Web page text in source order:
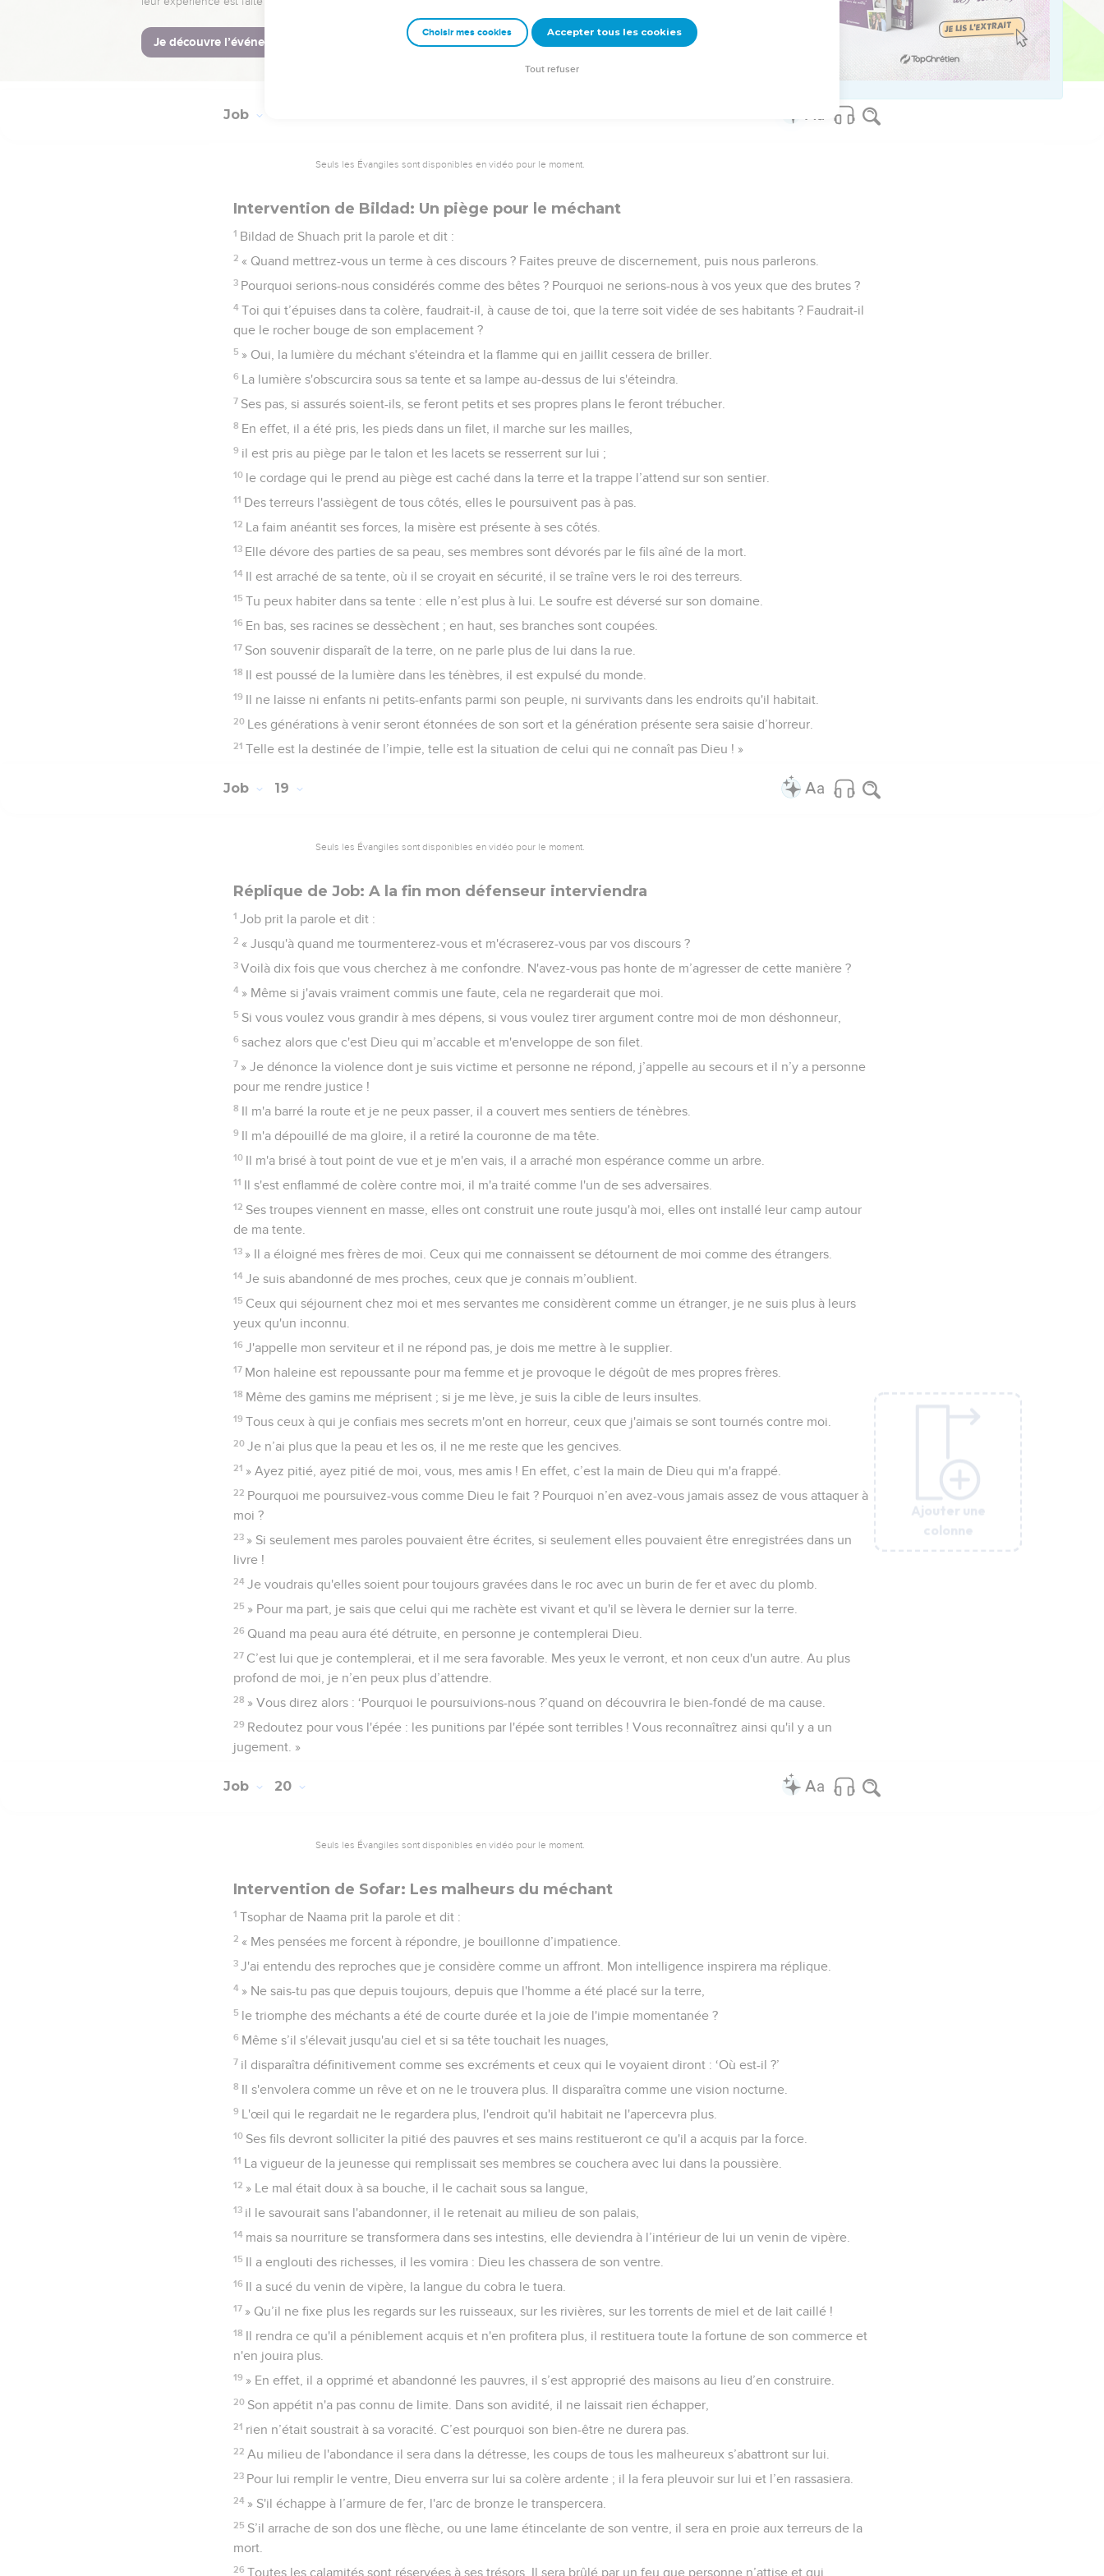
Je crie à la tombe : ‘Tu es mon père !’et aux vers : ‘Vous êtes ma mère et ma sœur !’
15 Qu’ai-je donc à espérer ? Mon espérance, qui peut l’entrevoir ?
Elle descendra vers les portes du séjour des morts quand nous serons étendus ensemble dans la poussière. »
Ajouter une
colonne
Job
Seuls les Évangiles sont disponibles en vidéo pour le moment.
Intervention de Bildad: Un piège pour le méchant
1 Bildad de Shuach prit la parole et dit :
2 « Quand mettrez-vous un terme à ces discours ? Faites preuve de discernement, puis nous parlerons.
3 Pourquoi serions-nous considérés comme des bêtes ? Pourquoi ne serions-nous à vos yeux que des brutes ?
4 Toi qui t’épuises dans ta colère, faudrait-il, à cause de toi, que la terre soit vidée de ses habitants ? Faudrait-il
que le rocher bouge de son emplacement ?
5 » Oui, la lumière du méchant s'éteindra et la flamme qui en jaillit cessera de briller.
6 La lumière s'obscurcira sous sa tente et sa lampe au-dessus de lui s'éteindra.
7 Ses pas, si assurés soient-ils, se feront petits et ses propres plans le feront trébucher.
8 En effet, il a été pris, les pieds dans un filet, il marche sur les mailles,
9 il est pris au piège par le talon et les lacets se resserrent sur lui ;
10 le cordage qui le prend au piège est caché dans la terre et la trappe l’attend sur son sentier.
11 Des terreurs l'assiègent de tous côtés, elles le poursuivent pas à pas.
12 La faim anéantit ses forces, la misère est présente à ses côtés.
13 Elle dévore des parties de sa peau, ses membres sont dévorés par le fils aîné de la mort.
14 Il est arraché de sa tente, où il se croyait en sécurité, il se traîne vers le roi des terreurs.
15 Tu peux habiter dans sa tente : elle n’est plus à lui. Le soufre est déversé sur son domaine.
16 En bas, ses racines se dessèchent ; en haut, ses branches sont coupées.
17 Son souvenir disparaît de la terre, on ne parle plus de lui dans la rue.
18 Il est poussé de la lumière dans les ténèbres, il est expulsé du monde.
19 Il ne laisse ni enfants ni petits-enfants parmi son peuple, ni survivants dans les endroits qu'il habitait.
20 Les générations à venir seront étonnées de son sort et la génération présente sera saisie d’horreur.
21 Telle est la destinée de l’impie, telle est la situation de celui qui ne connaît pas Dieu ! »
Ajouter une
colonne
Job 19
Seuls les Évangiles sont disponibles en vidéo pour le moment.
Réplique de Job: A la fin mon défenseur interviendra
1 Job prit la parole et dit :
2 « Jusqu'à quand me tourmenterez-vous et m'écraserez-vous par vos discours ?
3 Voilà dix fois que vous cherchez à me confondre. N'avez-vous pas honte de m’agresser de cette manière ?
4 » Même si j'avais vraiment commis une faute, cela ne regarderait que moi.
5 Si vous voulez vous grandir à mes dépens, si vous voulez tirer argument contre moi de mon déshonneur,
6 sachez alors que c'est Dieu qui m’accable et m'enveloppe de son filet.
7 » Je dénonce la violence dont je suis victime et personne ne répond, j’appelle au secours et il n’y a personne
pour me rendre justice !
8 Il m'a barré la route et je ne peux passer, il a couvert mes sentiers de ténèbres.
9 Il m'a dépouillé de ma gloire, il a retiré la couronne de ma tête.
10 Il m'a brisé à tout point de vue et je m'en vais, il a arraché mon espérance comme un arbre.
11 Il s'est enflammé de colère contre moi, il m'a traité comme l'un de ses adversaires.
12 Ses troupes viennent en masse, elles ont construit une route jusqu'à moi, elles ont installé leur camp autour
de ma tente.
13 » Il a éloigné mes frères de moi. Ceux qui me connaissent se détournent de moi comme des étrangers.
14 Je suis abandonné de mes proches, ceux que je connais m’oublient.
15 Ceux qui séjournent chez moi et mes servantes me considèrent comme un étranger, je ne suis plus à leurs
yeux qu'un inconnu.
16 J'appelle mon serviteur et il ne répond pas, je dois me mettre à le supplier.
17 Mon haleine est repoussante pour ma femme et je provoque le dégoût de mes propres frères.
18 Même des gamins me méprisent ; si je me lève, je suis la cible de leurs insultes.
19 Tous ceux à qui je confiais mes secrets m'ont en horreur, ceux que j'aimais se sont tournés contre moi.
20 Je n’ai plus que la peau et les os, il ne me reste que les gencives.
21 » Ayez pitié, ayez pitié de moi, vous, mes amis ! En effet, c’est la main de Dieu qui m'a frappé.
22 Pourquoi me poursuivez-vous comme Dieu le fait ? Pourquoi n’en avez-vous jamais assez de vous attaquer à
moi ?
23 » Si seulement mes paroles pouvaient être écrites, si seulement elles pouvaient être enregistrées dans un
livre !
24 Je voudrais qu'elles soient pour toujours gravées dans le roc avec un burin de fer et avec du plomb.
25 » Pour ma part, je sais que celui qui me rachète est vivant et qu'il se lèvera le dernier sur la terre.
26 Quand ma peau aura été détruite, en personne je contemplerai Dieu.
27 C’est lui que je contemplerai, et il me sera favorable. Mes yeux le verront, et non ceux d'un autre. Au plus
profond de moi, je n’en peux plus d’attendre.
28 » Vous direz alors : ‘Pourquoi le poursuivions-nous ?’quand on découvrira le bien-fondé de ma cause.
29 Redoutez pour vous l'épée : les punitions par l'épée sont terribles ! Vous reconnaîtrez ainsi qu'il y a un
jugement. »
Ajouter une
colonne
Job 20
Seuls les Évangiles sont disponibles en vidéo pour le moment.
Intervention de Sofar: Les malheurs du méchant
1 Tsophar de Naama prit la parole et dit :
2 « Mes pensées me forcent à répondre, je bouillonne d’impatience.
3 J'ai entendu des reproches que je considère comme un affront. Mon intelligence inspirera ma réplique.
4 » Ne sais-tu pas que depuis toujours, depuis que l'homme a été placé sur la terre,
5 le triomphe des méchants a été de courte durée et la joie de l'impie momentanée ?
6 Même s’il s'élevait jusqu'au ciel et si sa tête touchait les nuages,
7 il disparaîtra définitivement comme ses excréments et ceux qui le voyaient diront : ‘Où est-il ?’
8 Il s'envolera comme un rêve et on ne le trouvera plus. Il disparaîtra comme une vision nocturne.
9 L'œil qui le regardait ne le regardera plus, l'endroit qu'il habitait ne l'apercevra plus.
10 Ses fils devront solliciter la pitié des pauvres et ses mains restitueront ce qu'il a acquis par la force.
11 La vigueur de la jeunesse qui remplissait ses membres se couchera avec lui dans la poussière.
12 » Le mal était doux à sa bouche, il le cachait sous sa langue,
13 il le savourait sans l'abandonner, il le retenait au milieu de son palais,
14 mais sa nourriture se transformera dans ses intestins, elle deviendra à l’intérieur de lui un venin de vipère.
15 Il a englouti des richesses, il les vomira : Dieu les chassera de son ventre.
16 Il a sucé du venin de vipère, la langue du cobra le tuera.
17 » Qu’il ne fixe plus les regards sur les ruisseaux, sur les rivières, sur les torrents de miel et de lait caillé !
18 Il rendra ce qu'il a péniblement acquis et n'en profitera plus, il restituera toute la fortune de son commerce et
n'en jouira plus.
19 » En effet, il a opprimé et abandonné les pauvres, il s’est approprié des maisons au lieu d’en construire.
20 Son appétit n'a pas connu de limite. Dans son avidité, il ne laissait rien échapper,
21 rien n’était soustrait à sa voracité. C’est pourquoi son bien-être ne durera pas.
22 Au milieu de l'abondance il sera dans la détresse, les coups de tous les malheureux s’abattront sur lui.
23 Pour lui remplir le ventre, Dieu enverra sur lui sa colère ardente ; il la fera pleuvoir sur lui et l’en rassasiera.
24 » S'il échappe à l’armure de fer, l'arc de bronze le transpercera.
25 S’il arrache de son dos une flèche, ou une lame étincelante de son ventre, il sera en proie aux terreurs de la
mort.
26 Toutes les calamités sont réservées à ses trésors. Il sera brûlé par un feu que personne n’attise et qui
Ajouter une
colonne
Ajouter une
colonne
Ajouter une
colonne
Ajouter une
colonne
Choisir mes cookies Accepter tous les cookies
Tout refuser